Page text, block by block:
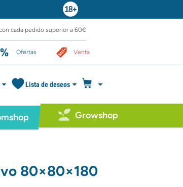
cada pedido superior a 60€
Ofertas Venta
Lista de deseos
Growshop
80×80×180